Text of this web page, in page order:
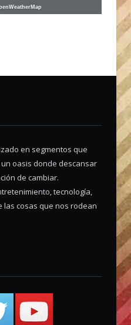
en segmentos que
oasis donde descansar
de cambiar.
tecnología,
las cosas que nos rodean